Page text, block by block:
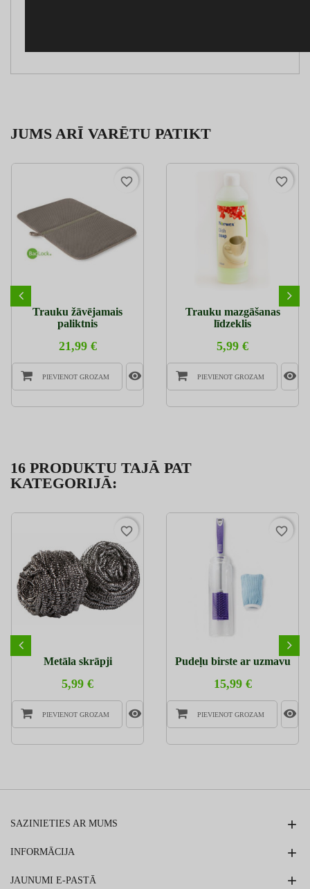
JUMS ARĪ VARĒTU PATIKT
Trauku žāvējamais
paliktnis
21,99 €
PIEVIENOT GROZAM
favorite_border
Trauku mazgāšanas
līdzeklis
5,99 €
PIEVIENOT GROZAM
favorite_border
16 PRODUKTU TAJĀ PAT
KATEGORIJĀ:
Metāla skrāpji
5,99 €
PIEVIENOT GROZAM
favorite_border
Pudeļu birste ar uzmavu
15,99 €
PIEVIENOT GROZAM
favorite_border
SAZINIETIES AR MUMS
INFORMĀCIJA
JAUNUMI E-PASTĀ